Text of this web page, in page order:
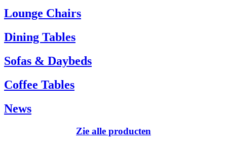
Tel.: +45 66 12 14 04
info@carlhansen.dk
Lounge Chairs
Dining Tables
Sofas & Daybeds
Coffee Tables
News
Zie alle producten